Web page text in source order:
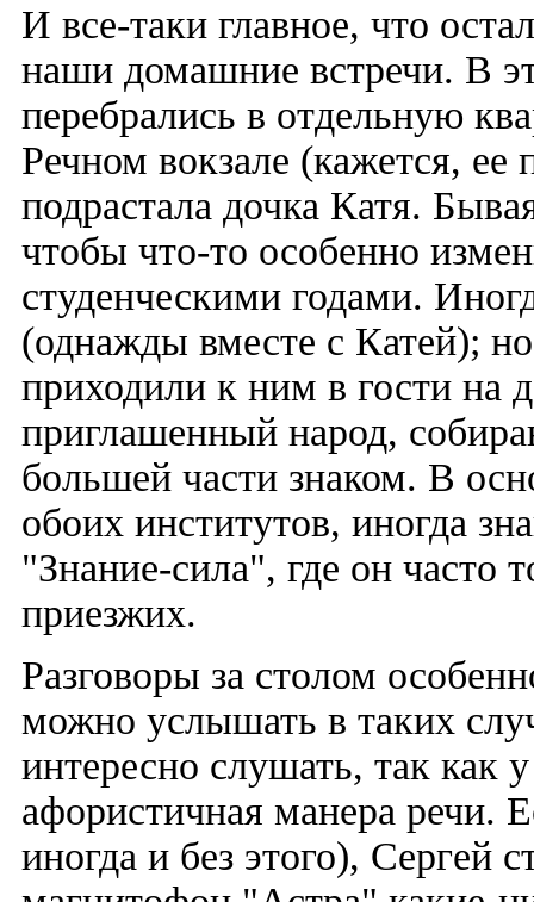
И все-таки главное, что
наши домашние встречи. В
перебрались в отдельную
Речном вокзале (кажется,
подрастала дочка Катя.
чтобы что-то особенно
студенческими годами.
(однажды вместе с Катей);
приходили к ним в гости на
приглашенный народ,
большей части знаком. В
обоих институтов, иногда
"Знание-сила", где он часто
приезжих.
Разговоры за столом
можно услышать в таких
интересно слушать, так как
афористичная манера речи.
иногда и без этого), Сергей